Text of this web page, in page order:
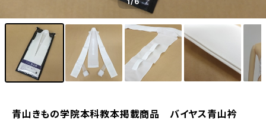
青山きもの学院本科教本掲載商品 バイヤス青山衿